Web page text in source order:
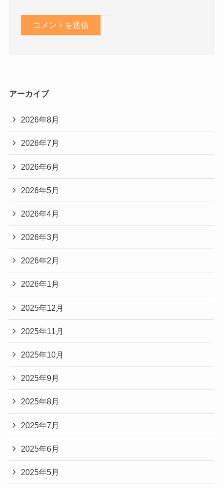
アーカイブ
2026年8月
2026年7月
2026年6月
2026年5月
2026年4月
2026年3月
2026年2月
2026年1月
2025年12月
2025年11月
2025年10月
2025年9月
2025年8月
2025年7月
2025年6月
2025年5月